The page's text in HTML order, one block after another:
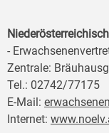
-
Zentrale:
Tel.: 02742/77175
E-Mail:
Internet: